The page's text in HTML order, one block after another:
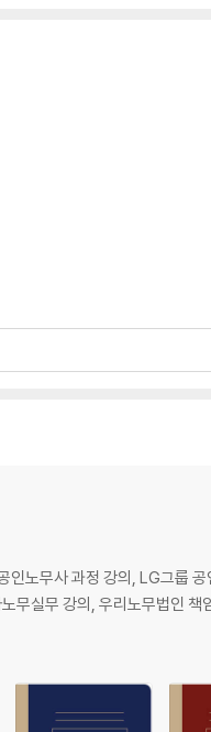
노무사 과정 강의, LG그룹 공
무실무 강의, 우리노무법인 책